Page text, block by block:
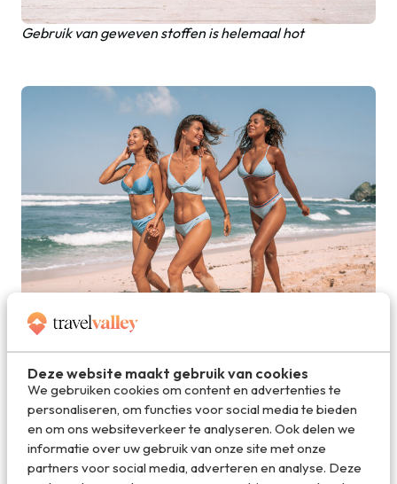
Deze website maakt gebruik van cookies
We gebruiken cookies om content en advertenties te
personaliseren, om functies voor social media te bieden
en om ons websiteverkeer te analyseren. Ook delen we
informatie over uw gebruik van onze site met onze
partners voor social media, adverteren en analyse. Deze
Gebruik van geweven stoffen is helemaal hot
Opvallende kleuren zijn nooit uit de mode
Duurzame materialen
Durzaamheid speelt een steeds belangrijkere rol in ons
leven, en dat is maar goed ook. En ook Protest is bezig
aan een duurzame missie om groener te worden.